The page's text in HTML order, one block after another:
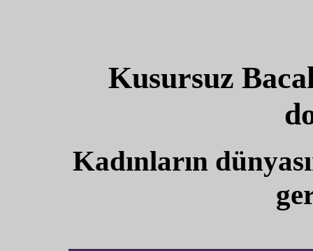
Kusursuz
Kadınların